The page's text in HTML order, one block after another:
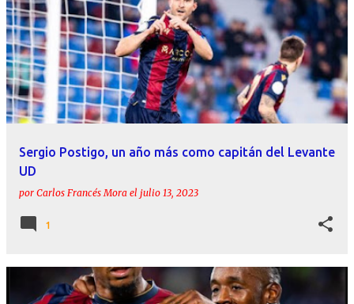
Sergio Postigo, un año más como capitán del Levante
UD
por Carlos Francés Mora el julio 13, 2023
1